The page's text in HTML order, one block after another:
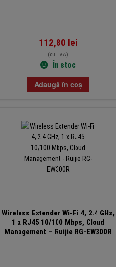
112,80 lei
(cu TVA)
În stoc
Adaugă în coș
Wireless Extender Wi-Fi 4, 2.4 GHz,
1 x RJ45 10/100 Mbps, Cloud
Management – Ruijie RG-EW300R